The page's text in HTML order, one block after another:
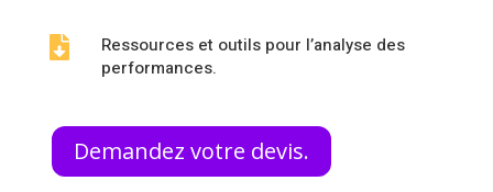

Ressources et outils pour l’analyse des
performances.
Demandez votre devis.